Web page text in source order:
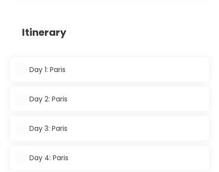
Itinerary
Day 1: Paris
Day 2: Paris
Day 3: Paris
Day 4: Paris